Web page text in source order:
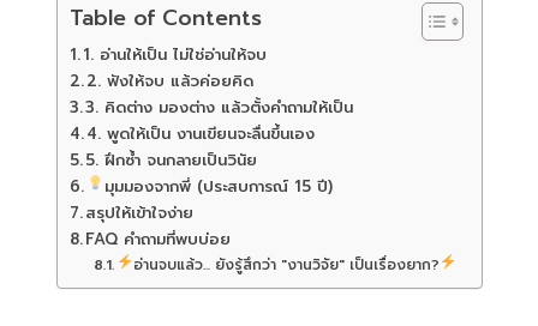
Table of Contents
1. อ่านให้เป็น ไม่ใช่อ่านให้จบ
2. ฟังให้จบ แล้วค่อยคิด
3. คิดต่าง มองต่าง แล้วตั้งคำถามให้เป็น
4. พูดให้เป็น งานเขียนจะลื่นขึ้นเอง
5. ฝึกซ้ำ จนกลายเป็นวินัย
มุมมองจากพี่ (ประสบการณ์ 15 ปี)
สรุปให้เข้าใจง่าย
FAQ คำถามที่พบบ่อย
อ่านจบแล้ว... ยังรู้สึกว่า "งานวิจัย" เป็นเรื่องยาก?